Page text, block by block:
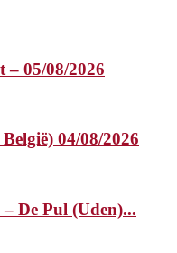
– 05/08/2026
04/08/2026
De Pul (Uden)...